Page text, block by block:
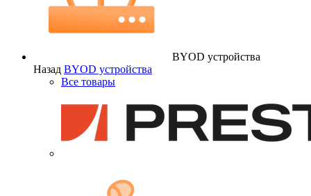
BYOD устройства
Назад BYOD устройства
Все товары